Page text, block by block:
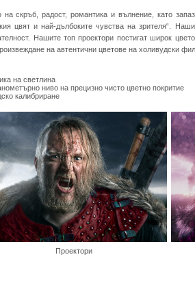
на скръб, радост, романтика и вълнение, като
цвят и най-дълбоките чувства на зрителя“.
Нашите топ проектори постигат широк
на автентични цветове на холивудски
на светлина
ниво на прецизно чисто цветно покритие
калибриране
Проектори